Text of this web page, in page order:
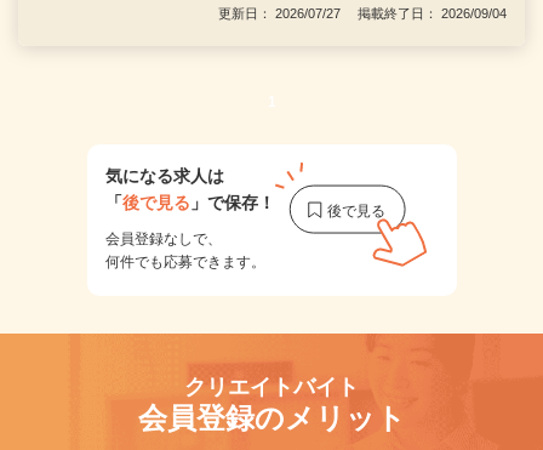
更新日： 2026/07/27 掲載終了日： 2026/09/04
1
気になる求人は
「後で見る 」で保存！
会員登録なしで、
何件でも応募できます。
クリエイトバイト
会員登録のメリット